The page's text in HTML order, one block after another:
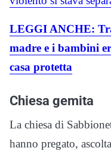
LEGGI ANCHE:
madre e i bambini
casa protetta
Chiesa gemita
La chiesa di
hanno pregato,